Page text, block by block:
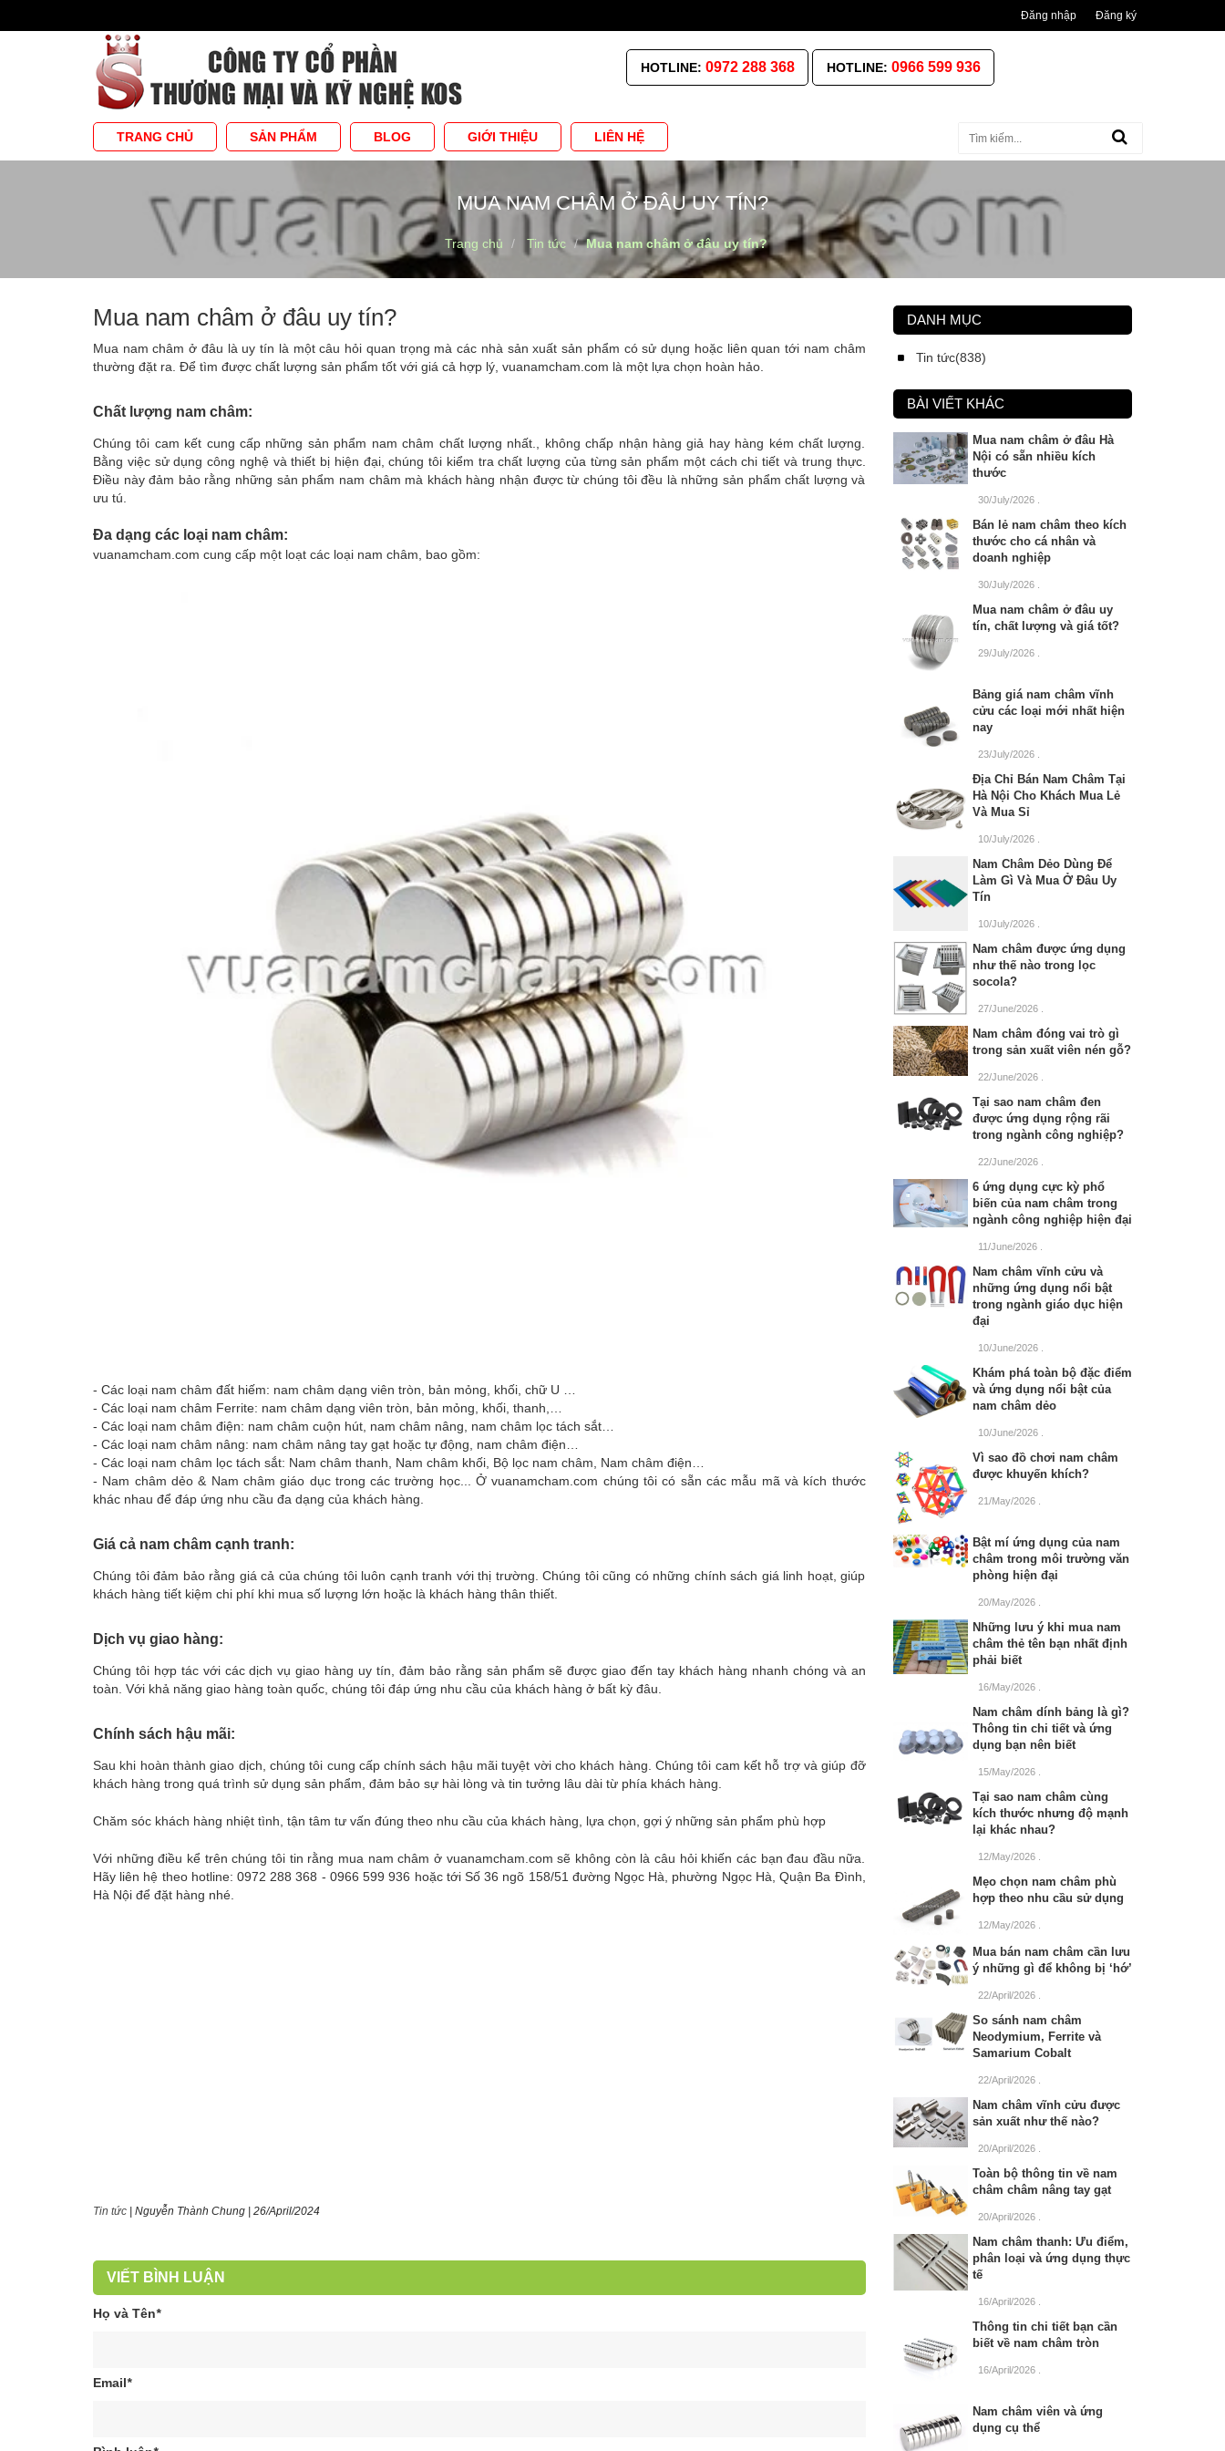
Đăng nhập Đăng ký
HOTLINE: 0972 288 368 HOTLINE: 0966 599 936
TRANG CHỦ SẢN PHẨM BLOG GIỚI THIỆU LIÊN HỆ
MUA NAM CHÂM Ở ĐÂU UY TÍN?
Trang chủ Tin tức Mua nam châm ở đâu uy tín?
Mua nam châm ở đâu uy tín?
Mua nam châm ở đâu là uy tín là một câu hỏi quan trọng mà các nhà sản xuất sản phẩm có sử dụng hoặc liên quan tới nam châm
thường đặt ra. Để tìm được chất lượng sản phẩm tốt với giá cả hợp lý, vuanamcham.com là một lựa chọn hoàn hảo.
Chất lượng nam châm:
Chúng tôi cam kết cung cấp những sản phẩm nam châm chất lượng nhất., không chấp nhận hàng giả hay hàng kém chất lượng.
Bằng việc sử dụng công nghệ và thiết bị hiện đại, chúng tôi kiểm tra chất lượng của từng sản phẩm một cách chi tiết và trung thực.
Điều này đảm bảo rằng những sản phẩm nam châm mà khách hàng nhận được từ chúng tôi đều là những sản phẩm chất lượng và
ưu tú.
Đa dạng các loại nam châm:
vuanamcham.com cung cấp một loạt các loại nam châm , bao gồm:
- Các loại nam châm đất hiếm: nam châm dạng viên tròn, bản mỏng, khối, chữ U …
- Các loại nam châm Ferrite: nam châm dạng viên tròn, bản mỏng, khối, thanh,…
- Các loại nam châm điện: nam châm cuộn hút, nam châm nâng, nam châm lọc tách sắt…
- Các loại nam châm nâng: nam châm nâng tay gạt hoặc tự động, nam châm điện…
- Các loại nam châm lọc tách sắt: Nam châm thanh, Nam châm khối, Bộ lọc nam châm, Nam châm điện…
- Nam châm dẻo & Nam châm giáo dục trong các trường học... Ở vuanamcham.com chúng tôi có sẵn các mẫu mã và kích thước
khác nhau để đáp ứng nhu cầu đa dạng của khách hàng.
Giá cả nam châm cạnh tranh:
Chúng tôi đảm bảo rằng giá cả của chúng tôi luôn cạnh tranh với thị trường. Chúng tôi cũng có những chính sách giá linh hoạt, giúp
khách hàng tiết kiệm chi phí khi mua số lượng lớn hoặc là khách hàng thân thiết.
Dịch vụ giao hàng:
Chúng tôi hợp tác với các dịch vụ giao hàng uy tín, đảm bảo rằng sản phẩm sẽ được giao đến tay khách hàng nhanh chóng và an
toàn. Với khả năng giao hàng toàn quốc, chúng tôi đáp ứng nhu cầu của khách hàng ở bất kỳ đâu.
Chính sách hậu mãi:
Sau khi hoàn thành giao dịch, chúng tôi cung cấp chính sách hậu mãi tuyệt vời cho khách hàng. Chúng tôi cam kết hỗ trợ và giúp đỡ
khách hàng trong quá trình sử dụng sản phẩm, đảm bảo sự hài lòng và tin tưởng lâu dài từ phía khách hàng.
Chăm sóc khách hàng nhiệt tình, tận tâm tư vấn đúng theo nhu cầu của khách hàng, lựa chọn, gợi ý những sản phẩm phù hợp
Với những điều kể trên chúng tôi tin rằng mua nam châm ở vuanamcham.com sẽ không còn là câu hỏi khiến các bạn đau đầu nữa.
Hãy liên hệ theo hotline: 0972 288 368 - 0966 599 936 hoặc tới Số 36 ngõ 158/51 đường Ngọc Hà, phường Ngọc Hà, Quận Ba Đình,
Hà Nội để đặt hàng nhé.
Tin tức | Nguyễn Thành Chung | 26/April/2024
VIẾT BÌNH LUẬN
Họ và Tên*
Email*
DANH MỤC
Tin tức(838)
BÀI VIẾT KHÁC
Mua nam châm ở đâu Hà
Nội có sẵn nhiều kích
thước
30/July/2026
Bán lẻ nam châm theo kích
thước cho cá nhân và
doanh nghiệp
30/July/2026
Mua nam châm ở đâu uy
tín, chất lượng và giá tốt?
29/July/2026
Bảng giá nam châm vĩnh
cửu các loại mới nhất hiện
nay
23/July/2026
Địa Chỉ Bán Nam Châm Tại
Hà Nội Cho Khách Mua Lẻ
Và Mua Sỉ
10/July/2026
Nam Châm Dẻo Dùng Để
Làm Gì Và Mua Ở Đâu Uy
Tín
10/July/2026
Nam châm được ứng dụng
như thế nào trong lọc
socola?
27/June/2026
Nam châm đóng vai trò gì
trong sản xuất viên nén gỗ?
22/June/2026
Tại sao nam châm đen
được ứng dụng rộng rãi
trong ngành công nghiệp?
22/June/2026
6 ứng dụng cực kỳ phổ
biến của nam châm trong
ngành công nghiệp hiện đại
11/June/2026
Nam châm vĩnh cửu và
những ứng dụng nổi bật
trong ngành giáo dục hiện
đại
10/June/2026
Khám phá toàn bộ đặc điểm
và ứng dụng nổi bật của
nam châm dẻo
10/June/2026
Vì sao đồ chơi nam châm
được khuyến khích?
21/May/2026
Bật mí ứng dụng của nam
châm trong môi trường văn
phòng hiện đại
20/May/2026
Những lưu ý khi mua nam
châm thẻ tên bạn nhất định
phải biết
16/May/2026
Nam châm dính bảng là gì?
Thông tin chi tiết và ứng
dụng bạn nên biết
15/May/2026
Tại sao nam châm cùng
kích thước nhưng độ mạnh
lại khác nhau?
12/May/2026
Mẹo chọn nam châm phù
hợp theo nhu cầu sử dụng
12/May/2026
Mua bán nam châm cần lưu
ý những gì để không bị ‘hớ’
22/April/2026
So sánh nam châm
Neodymium, Ferrite và
Samarium Cobalt
22/April/2026
Nam châm vĩnh cửu được
sản xuất như thế nào?
20/April/2026
Toàn bộ thông tin về nam
châm châm nâng tay gạt
20/April/2026
Nam châm thanh: Ưu điểm,
phân loại và ứng dụng thực
tế
16/April/2026
Thông tin chi tiết bạn cần
biết về nam châm tròn
16/April/2026
Nam châm viên và ứng
dụng cụ thể